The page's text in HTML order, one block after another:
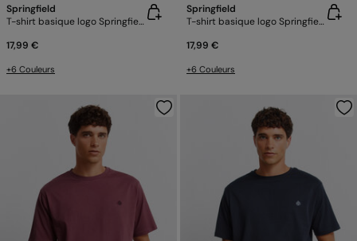
Springfield
T-shirt basique logo Springfield
17,99 €
+6 Couleurs
Springfield
T-shirt basique logo Springfield
17,99 €
+6 Couleurs